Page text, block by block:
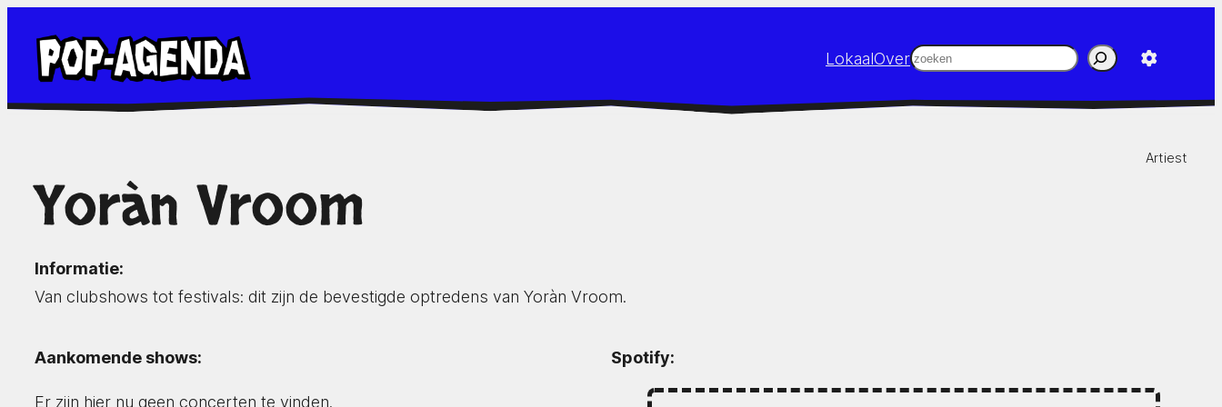
naar
inhoud
LokaalOverZoeken
Artiest
Yoràn Vroom
Informatie:
Van clubshows tot festivals: dit zijn de bevestigde optredens van Yoràn Vroom.
Aankomende shows:
Er zijn hier nu geen concerten te vinden.
Spotify: